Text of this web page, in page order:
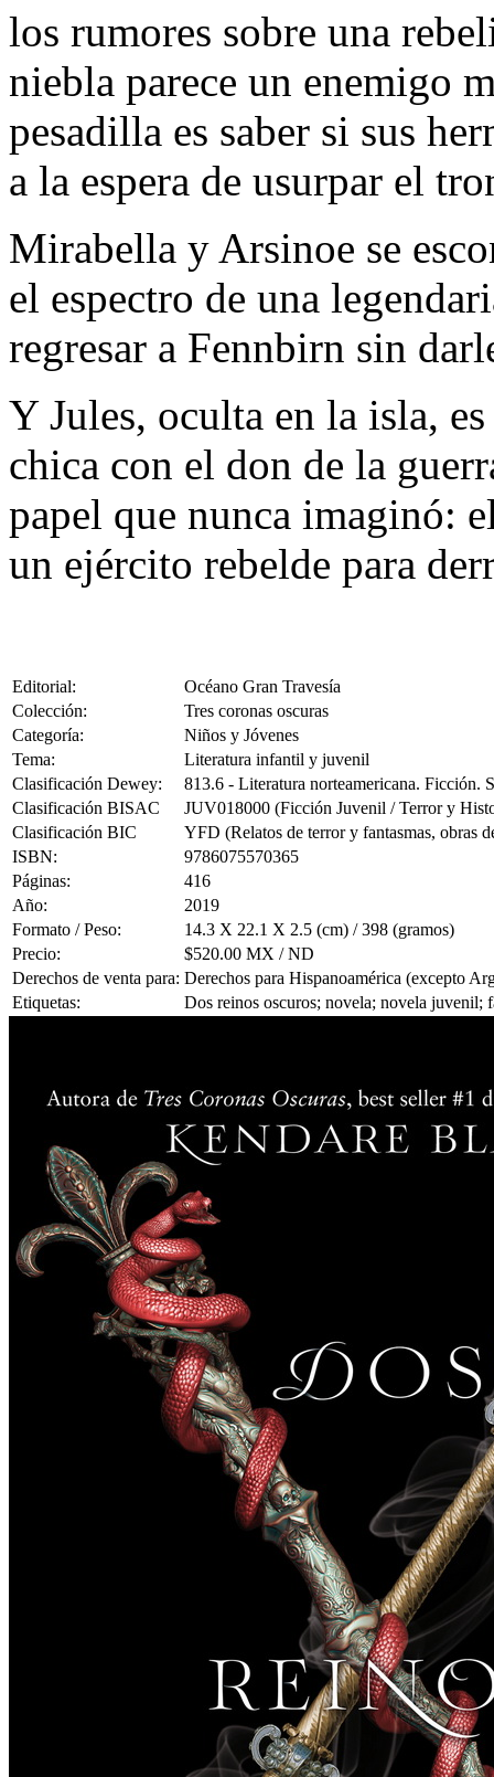
los rumores sobre una
niebla parece un enemigo
pesadilla es saber si sus
a la espera de usurpar el
Mirabella y Arsinoe se
el espectro de una
regresar a Fennbirn sin
Y Jules, oculta en la isla,
chica con el don de la
papel que nunca imaginó:
un ejército rebelde para
Editorial:
Océano Gran Travesía
Colección:
Tres coronas oscuras
Categoría:
Niños y Jóvenes
Tema:
Literatura infantil y juvenil
Clasificación Dewey:
813.6 - Literatura norteamericana. Ficción.
Clasificación BISAC
JUV018000 (Ficción Juvenil / Terror y
Clasificación BIC
YFD (Relatos de terror y fantasmas, obras
ISBN:
9786075570365
Páginas:
416
Año:
2019
Formato / Peso:
14.3 X 22.1 X 2.5 (cm) / 398 (gramos)
Precio:
$520.00 MX / ND
Derechos de venta para: Derechos para Hispanoamérica (excepto
Etiquetas:
Dos reinos oscuros; novela; novela juvenil;